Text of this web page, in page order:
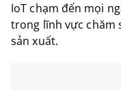
IoT chạm đến mọi
trong lĩnh vực chăm
sản xuất.